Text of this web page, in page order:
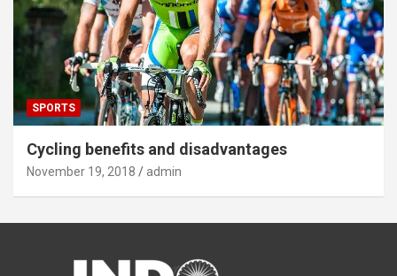
SPORTS
Cycling benefits and disadvantages
November 19, 2018 admin